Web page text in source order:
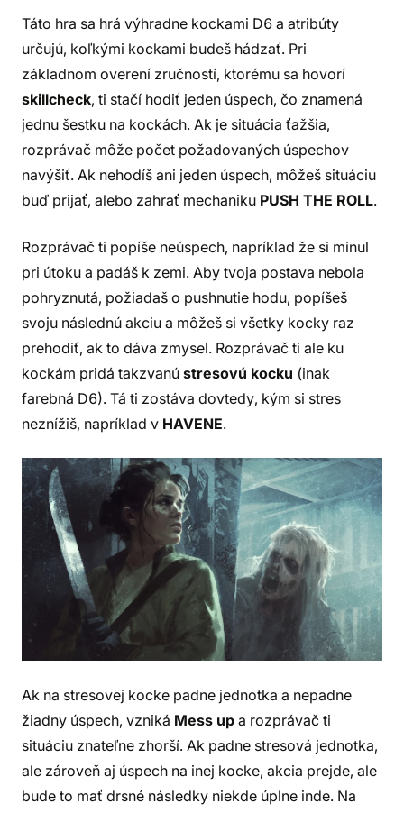
Táto hra sa hrá výhradne kockami D6 a atribúty
určujú, koľkými kockami budeš hádzať. Pri
základnom overení zručností, ktorému sa hovorí
skillcheck, ti stačí hodiť jeden úspech, čo znamená
jednu šestku na kockách. Ak je situácia ťažšia,
rozprávač môže počet požadovaných úspechov
navýšiť. Ak nehodíš ani jeden úspech, môžeš situáciu
buď prijať, alebo zahrať mechaniku PUSH THE ROLL.
Rozprávač ti popíše neúspech, napríklad že si minul
pri útoku a padáš k zemi. Aby tvoja postava nebola
pohryznutá, požiadaš o pushnutie hodu, popíšeš
svoju následnú akciu a môžeš si všetky kocky raz
prehodiť, ak to dáva zmysel. Rozprávač ti ale ku
kockám pridá takzvanú stresovú kocku (inak
farebná D6). Tá ti zostáva dovtedy, kým si stres
neznížiš, napríklad v HAVENE.
Ak na stresovej kocke padne jednotka a nepadne
žiadny úspech, vzniká Mess up a rozprávač ti
situáciu znateľne zhorší. Ak padne stresová jednotka,
ale zároveň aj úspech na inej kocke, akcia prejde, ale
bude to mať drsné následky niekde úplne inde. Na